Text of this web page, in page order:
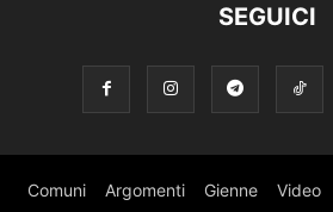
SEGUICI
Comuni Argomenti Gienne Video